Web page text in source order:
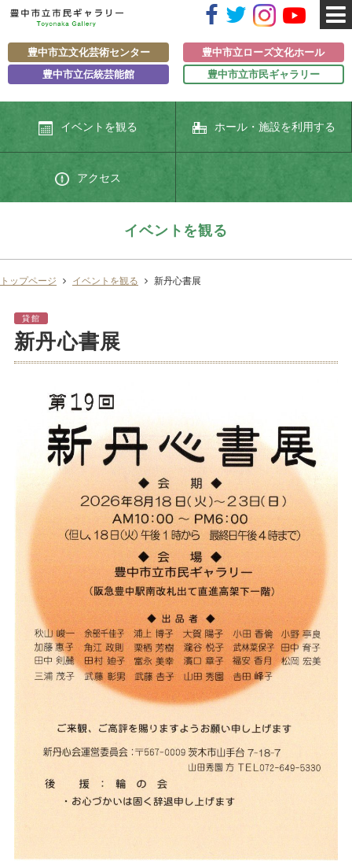
豊中市立文化芸術センター
豊中市立ローズ文化ホール
豊中市立伝統芸能館
豊中市立市民ギャラリー
イベントを観る ホール・施設を利用する
アクセス
イベントを観る
トップページ イベントを観る 新丹心書展
貸館
新丹心書展